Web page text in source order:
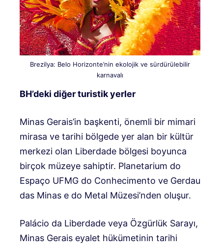
Brezilya: Belo Horizonte’nin ekolojik ve sürdürülebilir
karnavalı
BH’deki diğer turistik yerler
Minas Gerais’in başkenti, önemli bir mimari
mirasa ve tarihi bölgede yer alan bir kültür
merkezi olan Liberdade bölgesi boyunca
birçok müzeye sahiptir. Planetarium do
Espaço UFMG do Conhecimento ve Gerdau
das Minas e do Metal Müzesi’nden oluşur.
Palácio da Liberdade veya Özgürlük Sarayı,
Minas Gerais eyalet hükümetinin tarihi